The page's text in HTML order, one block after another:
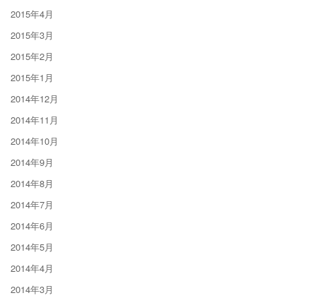
2015年4月
2015年3月
2015年2月
2015年1月
2014年12月
2014年11月
2014年10月
2014年9月
2014年8月
2014年7月
2014年6月
2014年5月
2014年4月
2014年3月